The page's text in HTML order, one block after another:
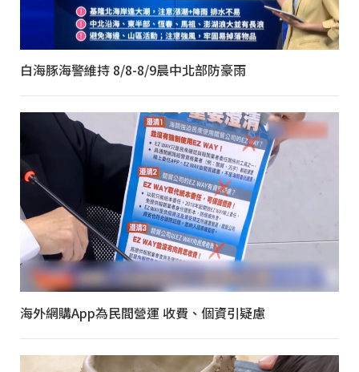
白海豚海警維持 8/8-8/9晨中北部防豪雨
海外網購App為民間營運 收費、個資引疑慮